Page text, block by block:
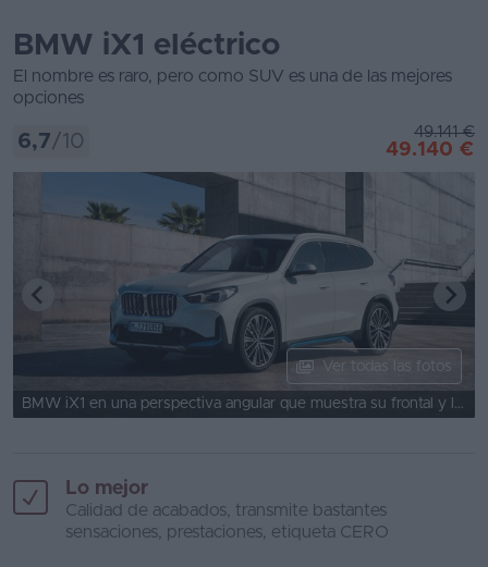
BMW iX1 eléctrico
El nombre es raro, pero como SUV es una de las mejores
opciones
6,7/10 49.141 €
49.140 €
Ver todas las fotos
BMW iX1 en una perspectiva angular que muestra su frontal y línea lateral.
Lo mejor
Calidad de acabados, transmite bastantes
sensaciones, prestaciones, etiqueta CERO